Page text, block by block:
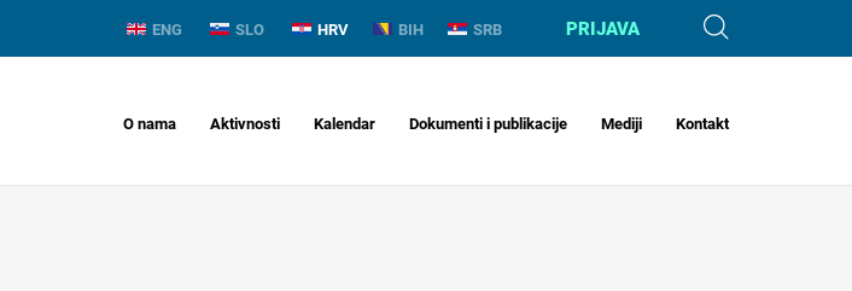
ENG SLO HRV BIH SRB PRIJAVA
O nama Aktivnosti Kalendar Dokumenti i publikacije Mediji Kontakt